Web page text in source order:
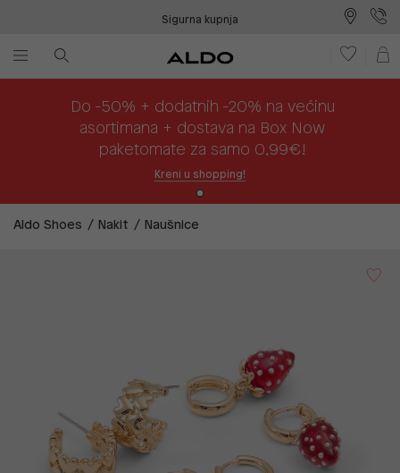
Sigurna kupnja
Do -50% + dodatnih -20% na većinu
asortimana + dostava na Box Now
paketomate za samo 0,99€!
Kreni u shopping!
Aldo Shoes Nakit Naušnice